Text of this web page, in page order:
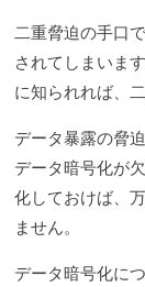
二重脅迫の手口
されてしまいま
に知られれば、
データ暴露の脅
データ暗号化が
化しておけば、
ません。
データ暗号化に